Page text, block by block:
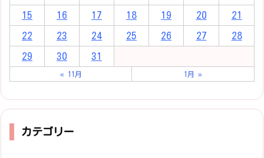
15 16 17 18 19 20 21
22 23 24 25 26 27 28
29 30 31
« 11月 1月 »
カテゴリー